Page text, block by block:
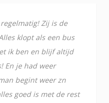
Zij is de
klopt als een bus
ik ben en blijf altijd
En je had weer
begint weer zn
goed is met de rest